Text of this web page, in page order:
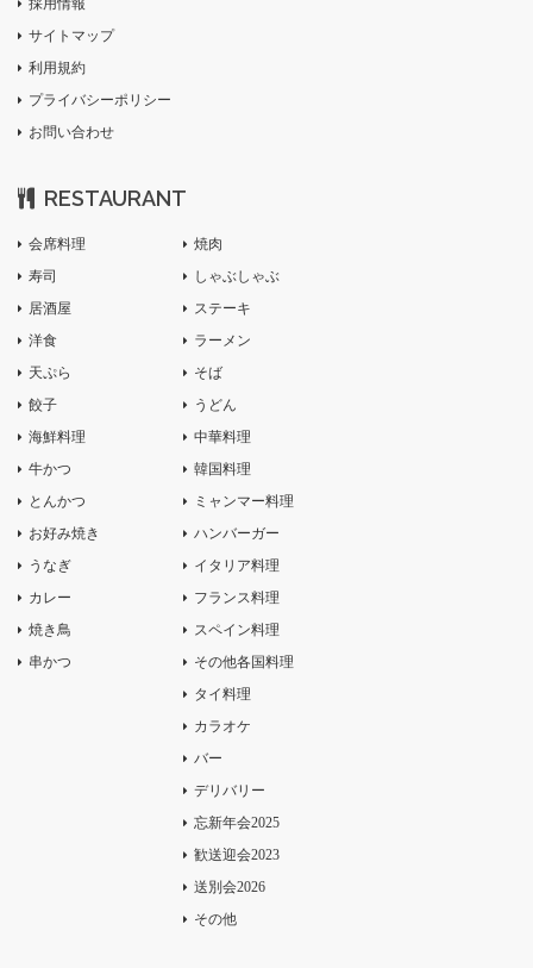
採用情報
サイトマップ
利用規約
プライバシーポリシー
お問い合わせ
RESTAURANT
会席料理
寿司
居酒屋
洋食
天ぷら
餃子
海鮮料理
牛かつ
とんかつ
お好み焼き
うなぎ
カレー
焼き鳥
串かつ
焼肉
しゃぶしゃぶ
ステーキ
ラーメン
そば
うどん
中華料理
韓国料理
ミャンマー料理
ハンバーガー
イタリア料理
フランス料理
スペイン料理
その他各国料理
タイ料理
カラオケ
バー
デリバリー
忘新年会2025
歓送迎会2023
送別会2026
その他